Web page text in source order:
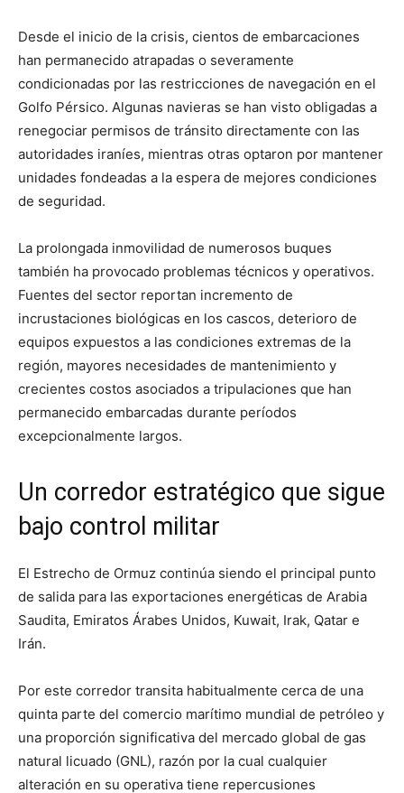
Desde el inicio de la crisis, cientos de embarcaciones
han permanecido atrapadas o severamente
condicionadas por las restricciones de navegación en el
Golfo Pérsico. Algunas navieras se han visto obligadas a
renegociar permisos de tránsito directamente con las
autoridades iraníes, mientras otras optaron por mantener
unidades fondeadas a la espera de mejores condiciones
de seguridad.
La prolongada inmovilidad de numerosos buques
también ha provocado problemas técnicos y operativos.
Fuentes del sector reportan incremento de
incrustaciones biológicas en los cascos, deterioro de
equipos expuestos a las condiciones extremas de la
región, mayores necesidades de mantenimiento y
crecientes costos asociados a tripulaciones que han
permanecido embarcadas durante períodos
excepcionalmente largos.
Un corredor estratégico que sigue
bajo control militar
El Estrecho de Ormuz continúa siendo el principal punto
de salida para las exportaciones energéticas de Arabia
Saudita, Emiratos Árabes Unidos, Kuwait, Irak, Qatar e
Irán.
Por este corredor transita habitualmente cerca de una
quinta parte del comercio marítimo mundial de petróleo y
una proporción significativa del mercado global de gas
natural licuado (GNL), razón por la cual cualquier
alteración en su operativa tiene repercusiones